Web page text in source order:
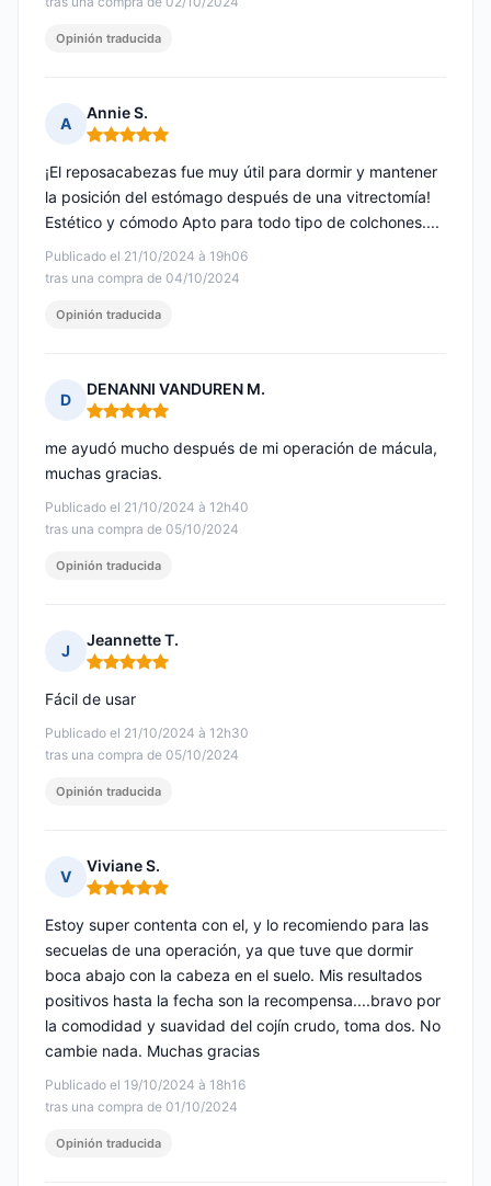
Opinión traducida
A
Annie S.
Nota: 5 de 5
Publicado el 21/10/2024 à 19h06
tras una compra de 04/10/2024
¡El reposacabezas fue muy útil para dormir y mantener
la posición del estómago después de una vitrectomía!
Estético y cómodo Apto para todo tipo de colchones....
Opinión traducida
D
DENANNI VANDUREN M.
Nota: 5 de 5
Publicado el 21/10/2024 à 12h40
tras una compra de 05/10/2024
me ayudó mucho después de mi operación de mácula,
muchas gracias.
Opinión traducida
J
Jeannette T.
Nota: 5 de 5
Publicado el 21/10/2024 à 12h30
tras una compra de 05/10/2024
Fácil de usar
Opinión traducida
V
Viviane S.
Nota: 5 de 5
Publicado el 19/10/2024 à 18h16
tras una compra de 01/10/2024
Estoy super contenta con el, y lo recomiendo para las
secuelas de una operación, ya que tuve que dormir
boca abajo con la cabeza en el suelo. Mis resultados
positivos hasta la fecha son la recompensa....bravo por
la comodidad y suavidad del cojín crudo, toma dos. No
cambie nada. Muchas gracias
Opinión traducida